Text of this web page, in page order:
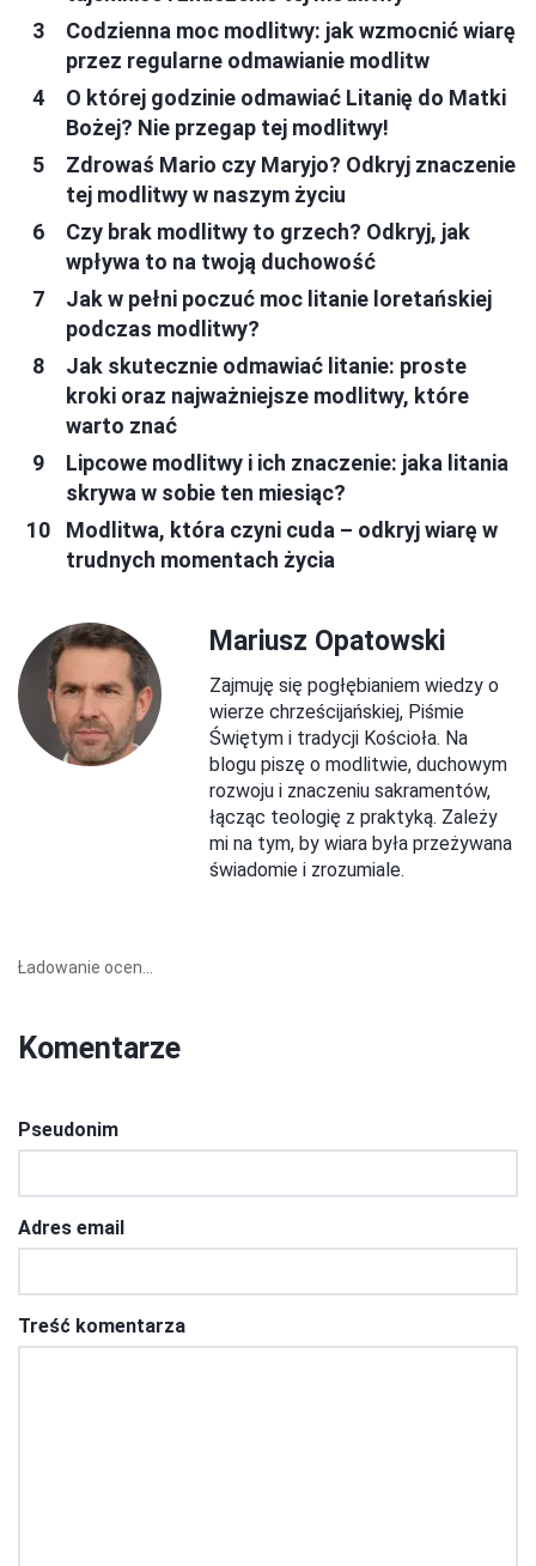
Codzienna moc modlitwy: jak wzmocnić wiarę
przez regularne odmawianie modlitw
O której godzinie odmawiać Litanię do Matki
Bożej? Nie przegap tej modlitwy!
Zdrowaś Mario czy Maryjo? Odkryj znaczenie
tej modlitwy w naszym życiu
Czy brak modlitwy to grzech? Odkryj, jak
wpływa to na twoją duchowość
Jak w pełni poczuć moc litanie loretańskiej
podczas modlitwy?
Jak skutecznie odmawiać litanie: proste
kroki oraz najważniejsze modlitwy, które
warto znać
Lipcowe modlitwy i ich znaczenie: jaka litania
skrywa w sobie ten miesiąc?
Modlitwa, która czyni cuda – odkryj wiarę w
trudnych momentach życia
Mariusz Opatowski
Zajmuję się pogłębianiem wiedzy o
wierze chrześcijańskiej, Piśmie
Świętym i tradycji Kościoła. Na
blogu piszę o modlitwie, duchowym
rozwoju i znaczeniu sakramentów,
łącząc teologię z praktyką. Zależy
mi na tym, by wiara była przeżywana
świadomie i zrozumiale.
Ładowanie ocen...
Komentarze
Pseudonim
Adres email
Treść komentarza